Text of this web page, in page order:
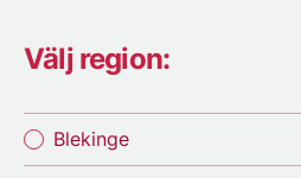
Välj region:
Blekinge